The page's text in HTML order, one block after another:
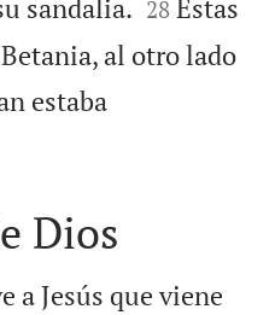
sandalia. 28 Estas
al otro lado
estaba
Dios
a Jesús que viene